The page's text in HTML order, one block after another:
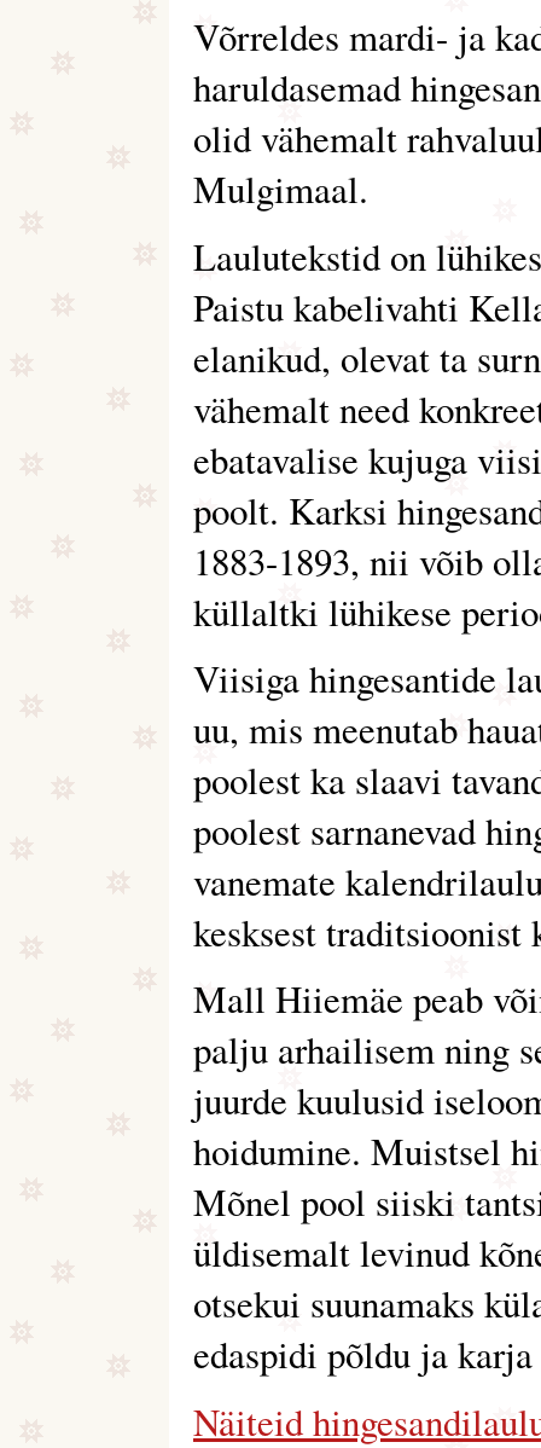
Võrreldes mardi- ja
haruldasemad
olid vähemalt
Mulgimaal.
Laulutekstid on
Paistu kabelivahti
elanikud, olevat ta
vähemalt need
ebatavalise kujuga
poolt. Karksi
1883-1893, nii võib
küllaltki lühikese
Viisiga hingesantide
uu, mis meenutab
poolest ka slaavi
poolest sarnanevad
vanemate
kesksest traditsioonist
Mall Hiiemäe peab
palju arhailisem ning
juurde kuulusid
hoidumine. Muistsel
Mõnel pool siiski
üldisemalt levinud
otsekui suunamaks
edaspidi põldu ja
Näiteid